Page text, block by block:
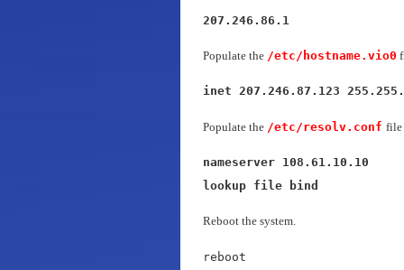
207.246.86.1
Populate the /etc/hostname.vio0
inet 207.246.87.123
Populate the /etc/resolv.conf file
nameserver 108.61.10.10
lookup file bind
Reboot the system.
reboot